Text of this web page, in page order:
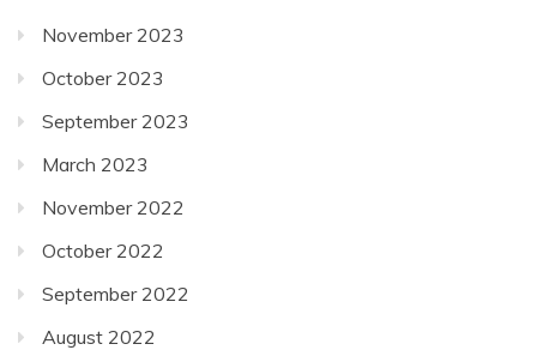
November 2023
October 2023
September 2023
March 2023
November 2022
October 2022
September 2022
August 2022